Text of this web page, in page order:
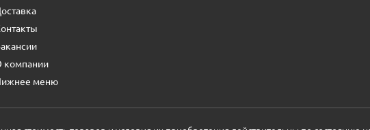
компании
меню